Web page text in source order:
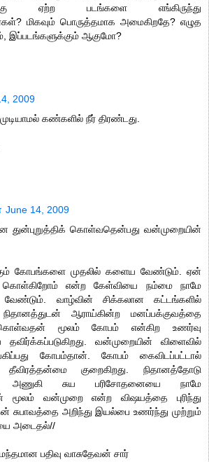
ஏற்ற படங்களை எங்கிருந்து
மிகவும் பொருத்தமாக அமைகிறதே? எழுத
இப்படங்களுக்கும் ஆகுமோ?
2009
முடியாமல் கண்களில் நீர் திரண்டது.
June 14, 2009
துன்புறுத்திக் கொள்வதென்பது வன்முறையின்
கோபங்களை முதலில் களைய வேண்டும். ஏன்
கொள்கிறோம் என்ற கேள்வியை நம்மை நாமே
வேண்டும். வாழ்வின் சிக்கலான கட்டங்களில்
ஆராய்கின்ற மனப்பக்குவத்தை
கொள்வதன் மூலம் கோபம் என்கிற உணர்வு
தவிர்க்கப்படுகிறது. வன்முறையின் விளைவில்
கோபம்தான். கோபம் கைவிடப்பட்டால்
குறைகிறது. நிதானத்தோடு
அணுகி சுய பரிசோதனையை நாமே
வன்முறை என்ற விஷயத்தை புரிந்து
அறிந்து இயல்பை உணர்ந்து முற்றும்
அடைதல்//
பதிவு வாசுதேவன் சார்